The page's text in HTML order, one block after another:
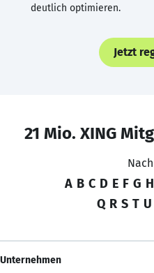
deutlich optimieren.
Jetzt
21 Mio. XING
A B C D E F G H
Q R S T U
Unternehmen